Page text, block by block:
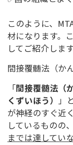
このように、
材になります。
してご紹介します
間接覆髄法（か
「間接覆髄法（
くずいほう） 」
が神経のすぐ近
しているものの、
までは達してい